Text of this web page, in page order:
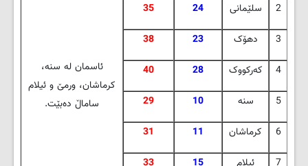
ئاسمان له‌ سنه،
کرماشان، ورمێ و ئیلام
ساماڵ ده‌بێت.
2 سلێمانی 24
35
3
دهۆک 23
38
4
که‌رکووک 28
40
5
سنه‌ 10
29
6
کرماشان 11
31